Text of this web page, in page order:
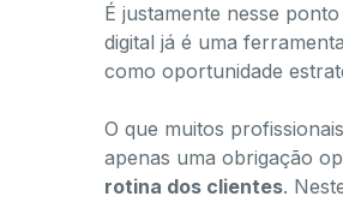
É justamente nesse
digital já é uma
como oportunidade
O que muitos
apenas uma obrigação
rotina dos clientes.